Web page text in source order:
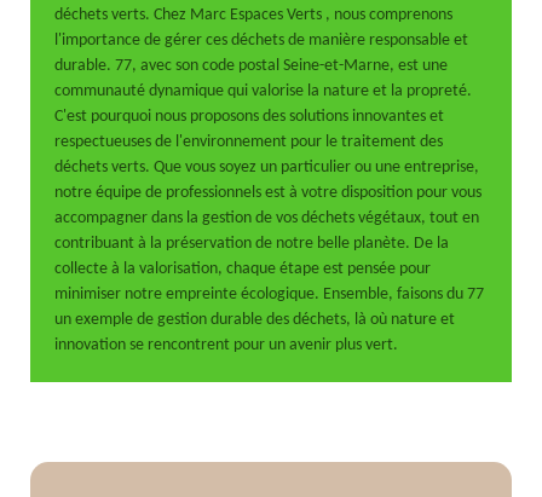
déchets verts. Chez Marc Espaces Verts , nous comprenons
l'importance de gérer ces déchets de manière responsable et
durable. 77, avec son code postal Seine-et-Marne, est une
communauté dynamique qui valorise la nature et la propreté.
C'est pourquoi nous proposons des solutions innovantes et
respectueuses de l'environnement pour le traitement des
déchets verts. Que vous soyez un particulier ou une entreprise,
notre équipe de professionnels est à votre disposition pour vous
accompagner dans la gestion de vos déchets végétaux, tout en
contribuant à la préservation de notre belle planète. De la
collecte à la valorisation, chaque étape est pensée pour
minimiser notre empreinte écologique. Ensemble, faisons du 77
un exemple de gestion durable des déchets, là où nature et
innovation se rencontrent pour un avenir plus vert.